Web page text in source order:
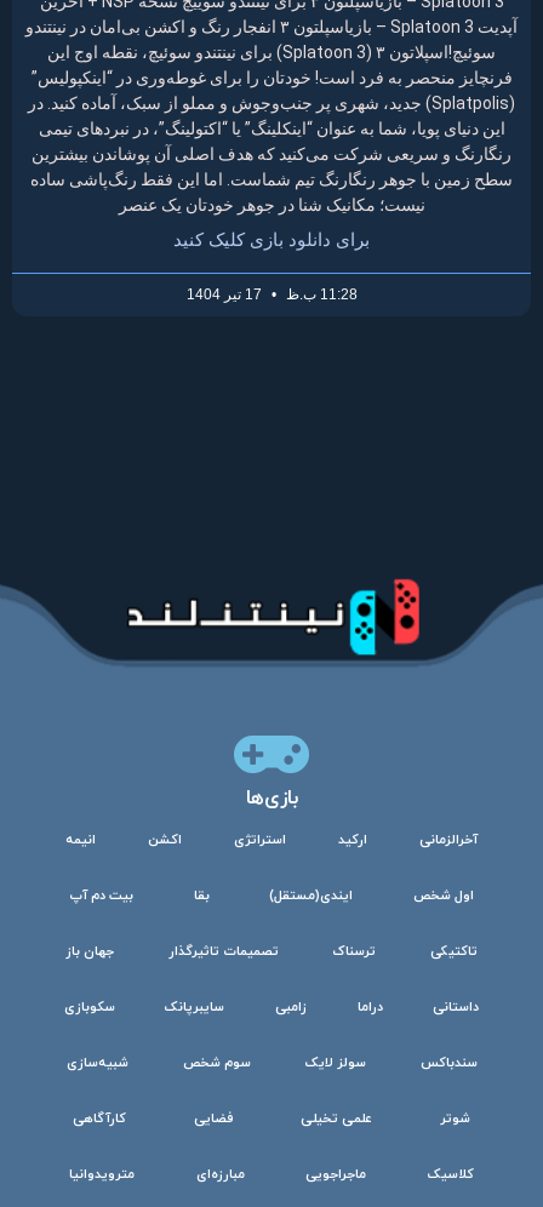
آپدیت Splatoon 3 – بازیاسپلتون ۳ انفجار رنگ و اکشن بی‌امان در نینتندو
سوئیچ!اسپلاتون ۳ (Splatoon 3) برای نینتندو سوئیچ، نقطه اوج این
فرنچایز منحصر به فرد است! خودتان را برای غوطه‌وری در “اینکپولیس”
(Splatpolis) جدید، شهری پر جنب‌وجوش و مملو از سبک، آماده کنید. در
این دنیای پویا، شما به عنوان “اینکلینگ” یا “اکتولینگ”، در نبردهای تیمی
رنگارنگ و سریعی شرکت می‌کنید که هدف اصلی آن پوشاندن بیشترین
سطح زمین با جوهر رنگارنگ تیم شماست. اما این فقط رنگ‌پاشی ساده
نیست؛ مکانیک شنا در جوهر خودتان یک عنصر
برای دانلود بازی کلیک کنید
11:28 ب.ظ
بازی‌ها
آخرالزمانی ارکید استراتژی اکشن انیمه
اول شخص ایندی(مستقل) بقا بیت دم آپ
تاکتیکی ترسناک تصمیمات تاثیرگذار جهان باز
داستانی دراما زامبی سایبرپانک سکوبازی
سندباکس سولز لایک سوم شخص شبیه‌سازی
شوتر علمی تخیلی فضایی کارآگاهی
کلاسیک ماجراجویی مبارزه‌ای مترویدوانیا